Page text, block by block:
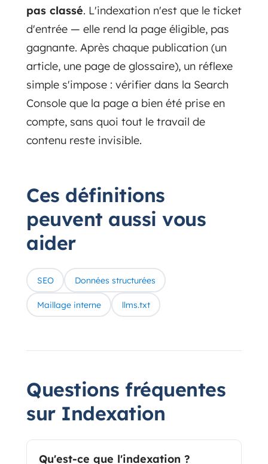
pas classé. L'indexation n'est que le ticket
d'entrée — elle rend la page éligible, pas
gagnante. Après chaque publication (un
article, une page de glossaire), un réflexe
simple s'impose : vérifier dans la Search
Console que la page a bien été prise en
compte, sans quoi tout le travail de
contenu reste invisible.
Ces définitions
peuvent aussi vous
aider
SEO Données structurées
Maillage interne llms.txt
Questions fréquentes
sur Indexation
Qu'est-ce que l'indexation ?